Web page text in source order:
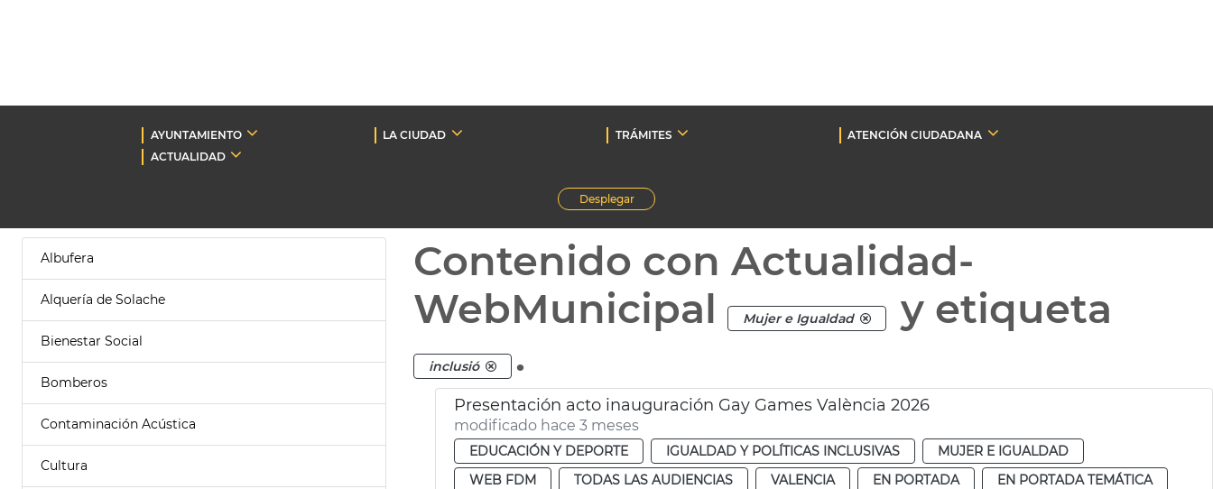
AYUNTAMIENTO LA CIUDAD TRÁMITES
ATENCIÓN CIUDADANA
ACTUALIDAD
Desplegar
Albufera
Alquería de Solache
Bienestar Social
Bomberos
Contaminación Acústica
Cultura
Contenido con Actualidad-
WebMunicipal
Mujer e Igualdad y etiqueta
inclusió .
Presentación acto inauguración Gay Games València 2026
modificado hace 3 meses
EDUCACIÓN Y DEPORTE IGUALDAD Y POLÍTICAS INCLUSIVAS
MUJER E IGUALDAD
WEB FDM
TODAS LAS AUDIENCIAS VALENCIA EN PORTADA
EN PORTADA TEMÁTICA